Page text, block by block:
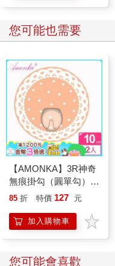
每隔一段時間，關的雲端
的資料圖合併，繼續疊出
日復一日，雲端下載到個
灣野山羊、獼猴、食蟹、
這些生物在島嶼瘋狂開發
破碎棲地陰影裡活了下來。
不知道為什麼，即使這些
光，但那些動物仍舊意識
抬起頭來望向鏡頭。牠們
靈魂直覺，盯著這個超出
亮。
看見不眠的妻坐在書桌前
那，妻依動物直覺轉過頭
有時絕望，他現在才曉得
這遼闊深奧的山裡有原住
您可能也需要
【AMONKA】3R神奇
無痕掛勾（圓單勾）
（蕾絲點點－奶油）2
85 折 特價 127 元
加入購物車
您可能會喜歡